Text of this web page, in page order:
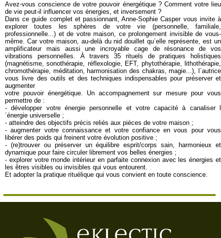
Avez-vous conscience de votre pouvoir énergétique ? Comment votre lieu
de vie peut-il influencer vos énergies, et inversement ?
Dans ce guide complet et passionnant, Anne-Sophie Casper vous invite à
explorer toutes les sphères de votre vie (personnelle, familiale,
professionnelle...) et de votre maison, ce prolongement invisible de vous-
même. Car votre maison, au-delà du nid douillet qu´elle représente, est un
amplificateur mais aussi une incroyable cage de résonance de vos
vibrations personnelles. À travers 35 rituels de pratiques holistiques
(magnétisme, sonothérapie, réflexologie, EFT, phytothérapie, lithothérapie,
chromothérapie, méditation, harmonisation des chakras, magie...), l´autrice
vous livre des outils et des techniques indispensables pour préserver et
augmenter
votre pouvoir énergétique. Un accompagnement sur mesure pour vous
permettre de :
- développer votre énergie personnelle et votre capacité à canaliser l
´énergie universelle ;
- atteindre des objectifs précis reliés aux pièces de votre maison ;
- augmenter votre connaissance et votre confiance en vous pour vous
libérer des poids qui freinent votre évolution positive ;
- (re)trouver ou préserver un équilibre esprit/corps sain, harmonieux et
dynamique pour faire circuler librement vos belles énergies ;
- explorer votre monde intérieur en parfaite connexion avec les énergies et
les êtres visibles ou invisibles qui vous entourent.
Et adopter la pratique rituélique qui vous convient en toute conscience.